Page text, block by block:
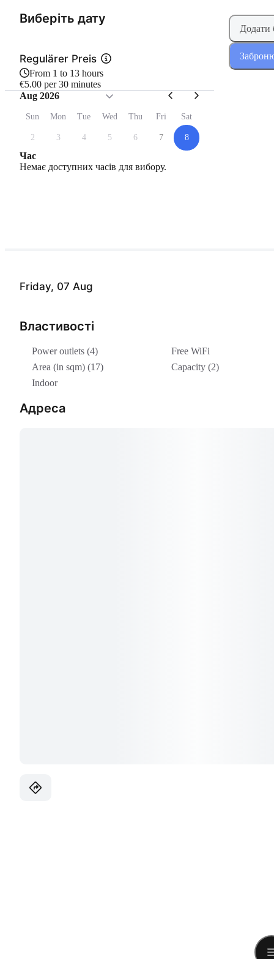
Friday, 07 Aug
Властивості
Power outlets (4)
Free WiFi
Area (in sqm) (17)
Capacity (2)
Indoor
Адреса
Виберіть дату
Regulärer Preis
From 1 to 13 hours
€5.00 per 30 minutes
Aug 2026
Sun Mon Tue Wed Thu Fri Sat
2 3 4 5 6 7 8
Час
Немає доступних часів для вибору.
Додати